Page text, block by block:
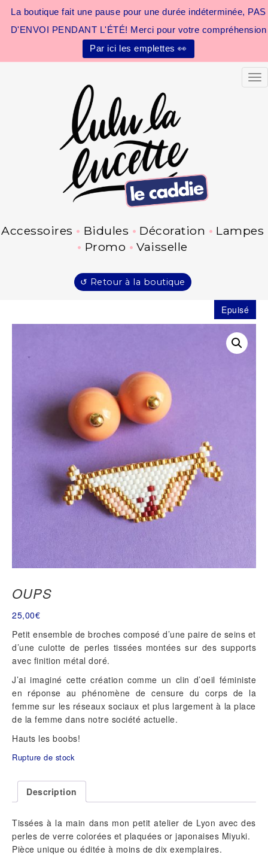
La boutique fait une pause pour une durée indéterminée, PAS
D'ENVOI PENDANT L'ÉTÉ! Merci pour votre compréhension
Par ici les emplettes 👀
Accessoires Bidules Décoration
Lampes
Promo
Vaisselle
↺ Retour à la boutique
Epuisé
OUPS
25,00€
Petit ensemble de broches composé d’une paire de seins et
d’une culotte de perles tissées montées sur des supports
avec finition métal doré.
J’ai imaginé cette création comme un clin d’oeil féministe
en réponse au phénomène de censure du corps de la
femme sur les réseaux sociaux et plus largement à la place
de la femme dans notre société actuelle.
Hauts les boobs!
Rupture de stock
Description
Tissées à la main dans mon petit atelier de Lyon avec des
perles de verre colorées et plaquées or japonaises Miyuki.
Pièce unique ou éditée à moins de dix exemplaires.